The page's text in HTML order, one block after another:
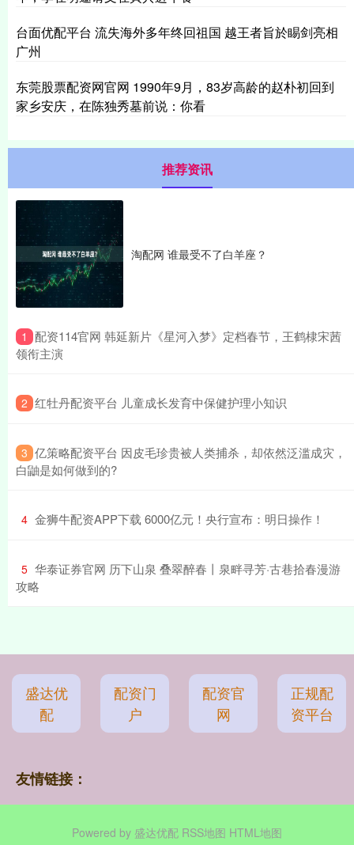
台面优配平台 流失海外多年终回祖国 越王者旨於睗剑亮相
广州
东莞股票配资网官网 1990年9月，83岁高龄的赵朴初回到
家乡安庆，在陈独秀墓前说：你看
推荐资讯
淘配网 谁最受不了白羊座？
1 ​配资114官网 韩延新片《星河入梦》定档春节，王鹤棣宋茜
领衔主演
2 ​红牡丹配资平台 儿童成长发育中保健护理小知识
3 ​亿策略配资平台 因皮毛珍贵被人类捕杀，却依然泛滥成灾，
白鼬是如何做到的?
4 ​金狮牛配资APP下载 6000亿元！央行宣布：明日操作！
5 ​华泰证券官网 历下山泉 叠翠醉春丨泉畔寻芳·古巷拾春漫游
攻略
盛达优
配
配资门
户
配资官
网
正规配
资平台
友情链接：
Powered by 盛达优配 RSS地图 HTML地图